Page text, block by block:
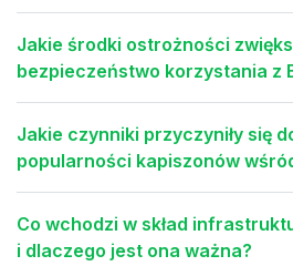
Jakie środki ostrożności
bezpieczeństwo korzystania z
Jakie czynniki przyczyniły się
popularności kapiszonów
Co wchodzi w skład
i dlaczego jest ona ważna?